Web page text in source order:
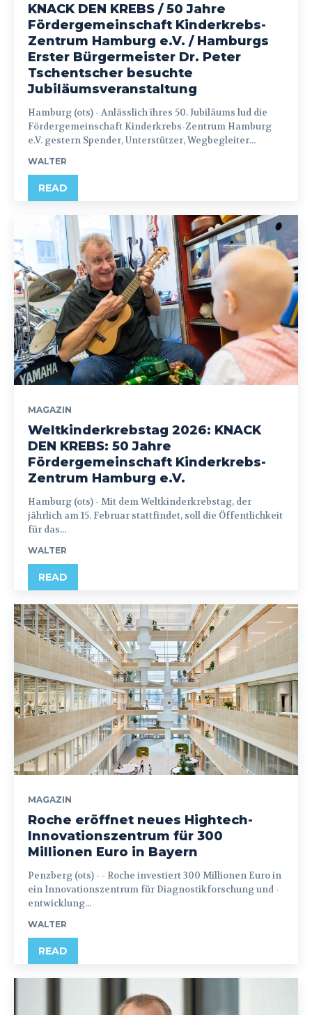
KNACK DEN KREBS / 50 Jahre
Fördergemeinschaft Kinderkrebs-
Zentrum Hamburg e.V. / Hamburgs
Erster Bürgermeister Dr. Peter
Tschentscher besuchte
Jubiläumsveranstaltung
Hamburg (ots) - Anlässlich ihres 50. Jubiläums lud die
Fördergemeinschaft Kinderkrebs-Zentrum Hamburg
e.V. gestern Spender, Unterstützer, Wegbegleiter...
WALTER
READ
MAGAZIN
Weltkinderkrebstag 2026: KNACK
DEN KREBS: 50 Jahre
Fördergemeinschaft Kinderkrebs-
Zentrum Hamburg e.V.
Hamburg (ots) - Mit dem Weltkinderkrebstag, der
jährlich am 15. Februar stattfindet, soll die Öffentlichkeit
für das...
WALTER
READ
MAGAZIN
Roche eröffnet neues Hightech-
Innovationszentrum für 300
Millionen Euro in Bayern
Penzberg (ots) - - Roche investiert 300 Millionen Euro in
ein Innovationszentrum für Diagnostikforschung und -
entwicklung...
WALTER
READ